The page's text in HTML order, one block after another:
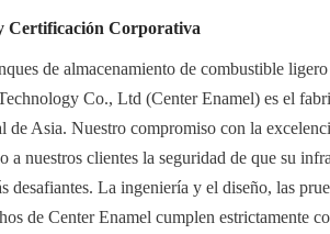
Certificación Corporativa
de almacenamiento de combustible
Co., Ltd (Center Enamel) es el
de Asia. Nuestro compromiso con la
a nuestros clientes la seguridad de que su
desafiantes. La ingeniería y el diseño, las
de Center Enamel cumplen estrictamente